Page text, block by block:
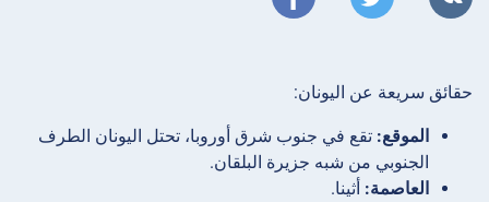
حقائق سريعة عن اليونان:
الموقع: تقع في جنوب شرق أوروبا، تحتل اليونان الطرف
الجنوبي من شبه جزيرة البلقان.
العاصمة: أثينا.